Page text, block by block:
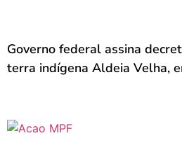
Governo federal assina
terra indígena Aldeia Velha,